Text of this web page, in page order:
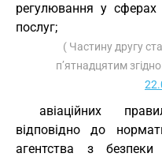
регулювання у
послуг;
( Частину другу
п’ятнадцятим
авіаційних
відповідно до
агентства з безпеки